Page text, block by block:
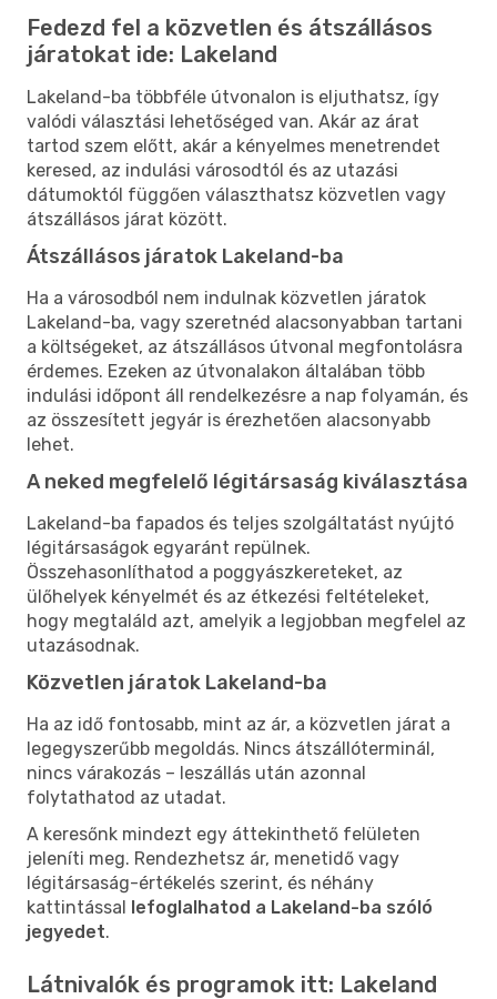
Fedezd fel a közvetlen és átszállásos
járatokat ide: Lakeland
Lakeland-ba többféle útvonalon is eljuthatsz, így
valódi választási lehetőséged van. Akár az árat
tartod szem előtt, akár a kényelmes menetrendet
keresed, az indulási városodtól és az utazási
dátumoktól függően választhatsz közvetlen vagy
átszállásos járat között.
Átszállásos járatok Lakeland-ba
Ha a városodból nem indulnak közvetlen járatok
Lakeland-ba, vagy szeretnéd alacsonyabban tartani
a költségeket, az átszállásos útvonal megfontolásra
érdemes. Ezeken az útvonalakon általában több
indulási időpont áll rendelkezésre a nap folyamán, és
az összesített jegyár is érezhetően alacsonyabb
lehet.
A neked megfelelő légitársaság kiválasztása
Lakeland-ba fapados és teljes szolgáltatást nyújtó
légitársaságok egyaránt repülnek.
Összehasonlíthatod a poggyászkereteket, az
ülőhelyek kényelmét és az étkezési feltételeket,
hogy megtaláld azt, amelyik a legjobban megfelel az
utazásodnak.
Közvetlen járatok Lakeland-ba
Ha az idő fontosabb, mint az ár, a közvetlen járat a
legegyszerűbb megoldás. Nincs átszállóterminál,
nincs várakozás – leszállás után azonnal
folytathatod az utadat.
A keresőnk mindezt egy áttekinthető felületen
jeleníti meg. Rendezhetsz ár, menetidő vagy
légitársaság-értékelés szerint, és néhány
kattintással lefoglalhatod a Lakeland-ba szóló
jegyedet.
Látnivalók és programok itt: Lakeland